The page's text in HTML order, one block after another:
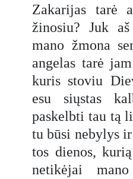
Zakarijas tarė
žinosiu? Juk
mano žmona
angelas tarė
kuris stoviu
esu siųstas
paskelbti tau tą
tu būsi nebylys
tos dienos,
netikėjai